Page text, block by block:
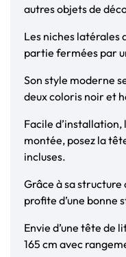
autres objets de
Les niches latérales
partie fermées par
Son style moderne
deux coloris noir et
Facile d’installation,
montée, posez la
incluses.
Grâce à sa
profite d’une bonne
Envie d’une tête de
165 cm avec